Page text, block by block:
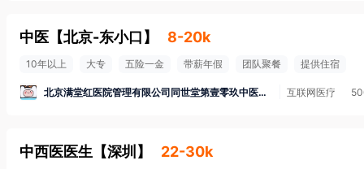
中医 【北京-东小口 】 8-20k
10年以上 大专 五险一金 带薪年假 团队聚餐 提供住宿
北京满堂红医院管理有限公司同世堂第壹零玖中医诊所 互联网医疗
中西医医生 【深圳 】 22-30k